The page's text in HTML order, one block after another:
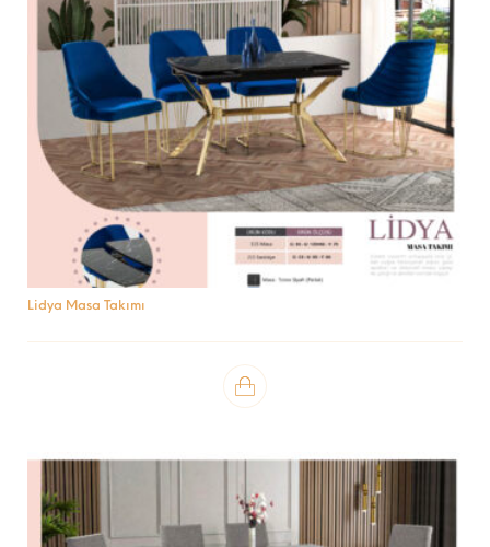
Lidya Masa Takımı